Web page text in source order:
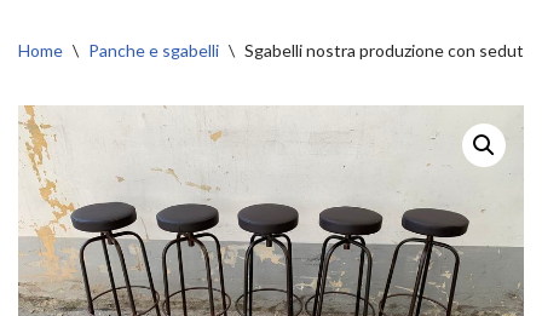
Home \ Panche e sgabelli \ Sgabelli nostra produzione con seduta